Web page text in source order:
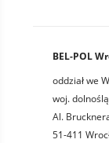
BEL-POL
oddział we
woj.
Al.
51-411